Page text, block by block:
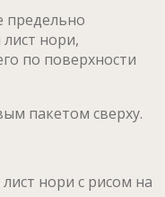
предельно
нори,
по поверхности
пакетом сверху.
нори с рисом на